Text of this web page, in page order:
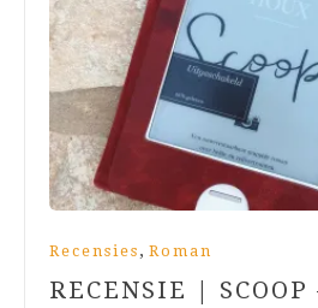
Recensies , Roman
RECENSIE |